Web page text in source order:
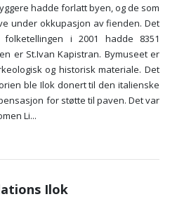
hadde forlatt byen, og de som
under okkupasjon av fienden. Det
i 2001 hadde 8351
er St.Ivan Kapistran. Bymuseet er
og historisk materiale. Det
ble Ilok donert til den italienske
for støtte til paven. Det var
Li...
Ilok